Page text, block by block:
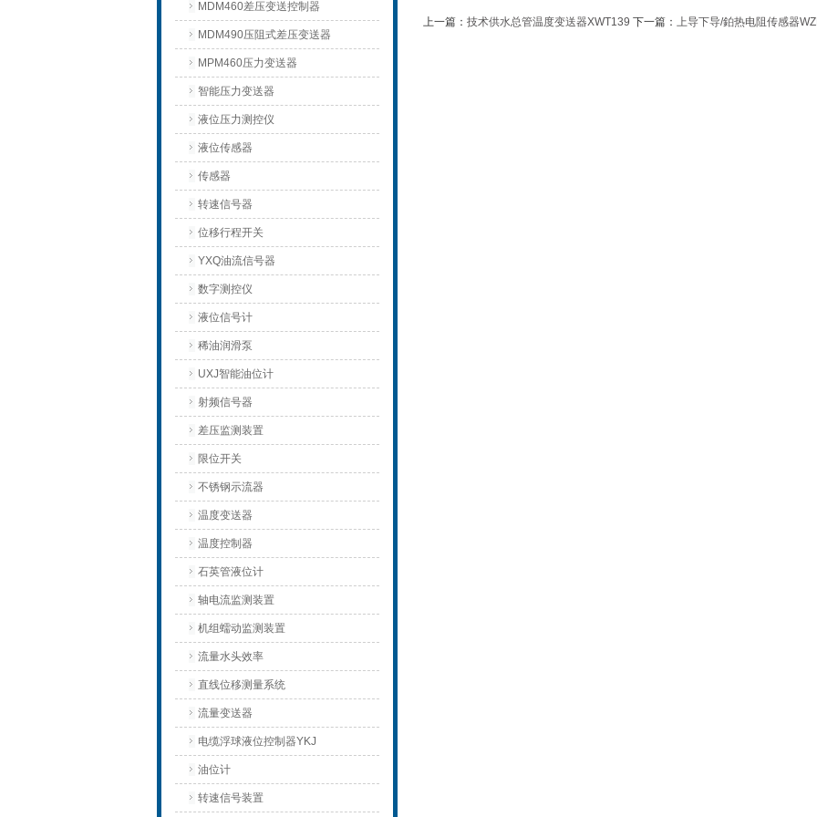
MDM460差压变送控制器
MDM490压阻式差压变送器
MPM460压力变送器
智能压力变送器
液位压力测控仪
液位传感器
传感器
转速信号器
位移行程开关
YXQ油流信号器
数字测控仪
液位信号计
稀油润滑泵
UXJ智能油位计
射频信号器
差压监测装置
限位开关
不锈钢示流器
温度变送器
温度控制器
石英管液位计
轴电流监测装置
机组蠕动监测装置
流量水头效率
直线位移测量系统
流量变送器
电缆浮球液位控制器YKJ
油位计
转速信号装置
上一篇： 技术供水总管温度变送器XWT139 下一篇： 上导下导/鉑热电阻传感器